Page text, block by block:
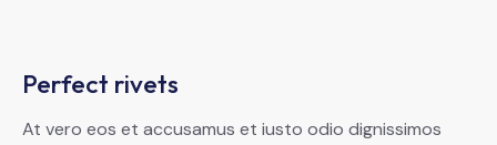
Perfect rivets
At vero eos et accusamus et iusto odio dignissimos